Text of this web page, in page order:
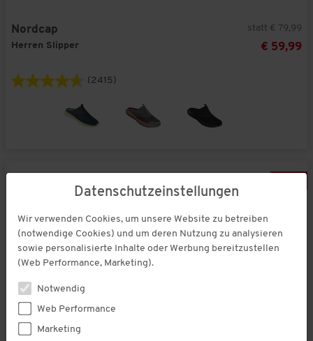
Nordcap
Herren Slipper
statt € 79,99
€ 59,99
(2415)
Datenschutzeinstellungen
Wir verwenden Cookies, um unsere Website zu betreiben
(notwendige Cookies) und um deren Nutzung zu analysieren
sowie personalisierte Inhalte oder Werbung bereitzustellen
(Web Performance, Marketing).
Notwendig
Web Performance
Marketing